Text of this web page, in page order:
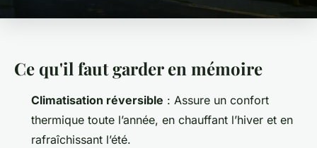
Ce qu'il faut garder en mémoire
Climatisation réversible : Assure un confort
thermique toute l’année, en chauffant l’hiver et en
rafraîchissant l’été.